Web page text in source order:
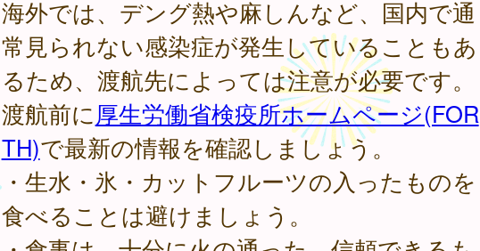
海外では、デング熱や麻しんなど、国内で通
常見られない感染症が発生していることもあ
るため、渡航先によっては注意が必要です。
渡航前に厚生労働省検疫所ホームページ(FOR
TH)で最新の情報を確認しましょう。
・生水・氷・カットフルーツの入ったものを
食べることは避けましょう。